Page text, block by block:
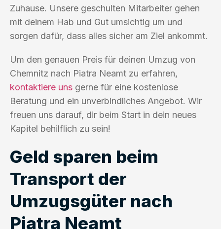
Zuhause. Unsere geschulten Mitarbeiter gehen
mit deinem Hab und Gut umsichtig um und
sorgen dafür, dass alles sicher am Ziel ankommt.
Um den genauen Preis für deinen Umzug von
Chemnitz nach Piatra Neamt zu erfahren,
kontaktiere uns gerne für eine kostenlose
Beratung und ein unverbindliches Angebot. Wir
freuen uns darauf, dir beim Start in dein neues
Kapitel behilflich zu sein!
Geld sparen beim
Transport der
Umzugsgüter nach
Piatra Neamt